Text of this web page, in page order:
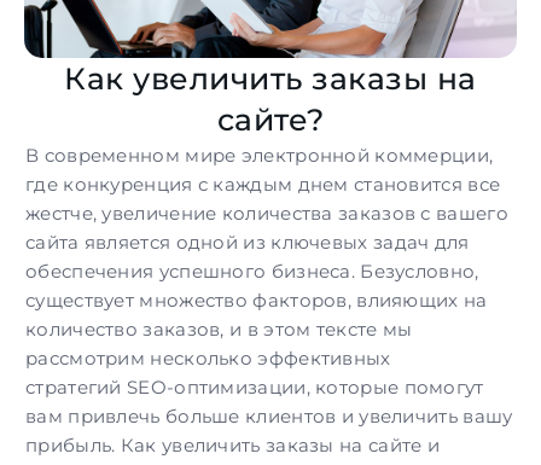
Как увеличить заказы на
сайте?
В современном мире электронной коммерции,
где конкуренция с каждым днем становится все
жестче, увеличение количествазаказов с вашего
сайта является одной из ключевых задач для
обеспечения успешного бизнеса. Безусловно,
существует множество факторов, влияющих на
количество заказов, и в этом тексте мы
рассмотрим несколько эффективных
стратегий SEO-оптимизации, которые помогут
вам привлечь больше клиентов и увеличить вашу
прибыль. Как увеличить заказы на сайте и